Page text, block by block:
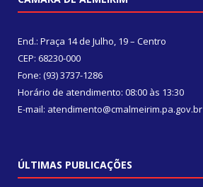
End.: Praça 14 de Julho, 19 – Centro
CEP: 68230-000
Fone: (93) 3737-1286
Horário de atendimento: 08:00 às 13:30
E-mail: atendimento@cmalmeirim.pa.gov.br
ÚLTIMAS PUBLICAÇÕES